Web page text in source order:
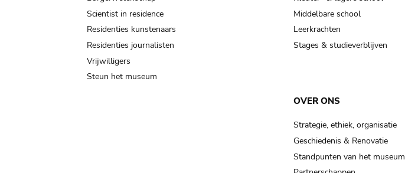
Scientist in residence
Residenties kunstenaars
Residenties journalisten
Vrijwilligers
Steun het museum
Middelbare school
Leerkrachten
Stages & studieverblijven
OVER ONS
Strategie, ethiek, organisatie
Geschiedenis & Renovatie
Standpunten van het museum